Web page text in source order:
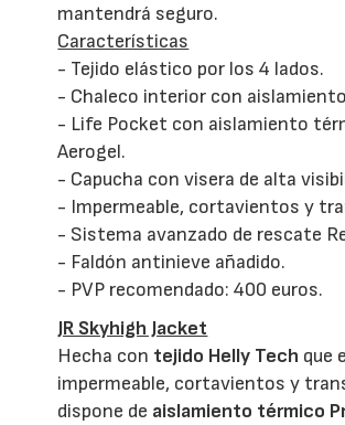
mantendrá seguro.
Características
- Tejido elástico por los 4 lados.
- Chaleco interior con
- Life Pocket con aislamiento
Aerogel.
- Capucha con visera de alta
- Impermeable, cortavientos y
- Sistema avanzado de rescate
- Faldón antinieve añadido.
- PVP recomendado: 400 euros.
JR Skyhigh Jacket
Hecha con tejido Helly Tech que
impermeable, cortavientos y
dispone de aislamiento térmico